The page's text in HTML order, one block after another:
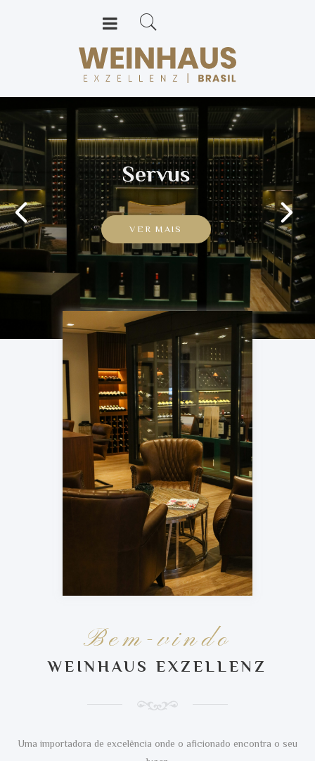
Servus
VER MAIS
Bem-vindo
WEINHAUS EXZELLENZ
Uma importadora de excelência onde o aficionado encontra o seu